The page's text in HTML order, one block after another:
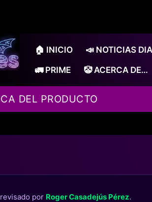
🏠 INICIO 📣 NOTICIAS
🚛 PRIME 🤡 ACERCA DE…
DEL PRODUCTO
por Roger Casadejús Pérez.